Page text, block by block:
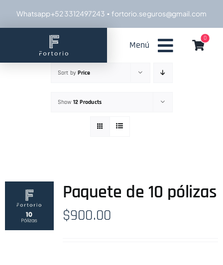
Whatsapp +52 3312497243 ▪ fortorio.seguros@gmail.com
Menú
0
Sort byPrice
Show 12 Products
Paquete de 10 pólizas
$900.00